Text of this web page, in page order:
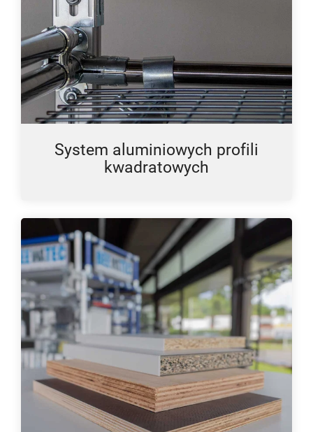
System aluminiowych profili
kwadratowych